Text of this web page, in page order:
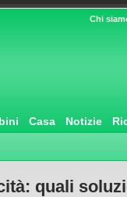
Chi
Casa Notizie
quali